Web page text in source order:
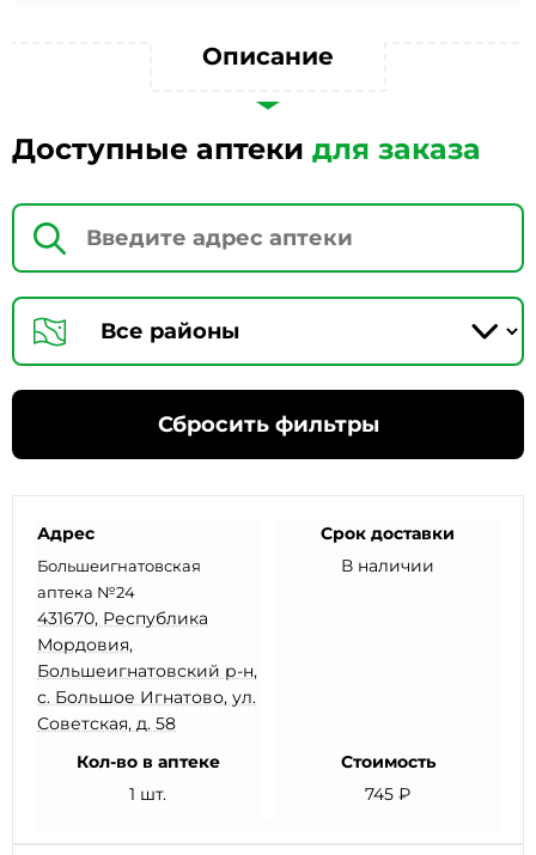
Описание
Доступные аптеки для заказа
Сбросить фильтры
Адрес
Большеигнатовская
аптека №24
431670, Республика
Мордовия,
Большеигнатовский р-н,
с. Большое Игнатово, ул.
Советская, д. 58
Срок доставки
В наличии
Кол-во в аптеке
1 шт.
Стоимость
745 ₽